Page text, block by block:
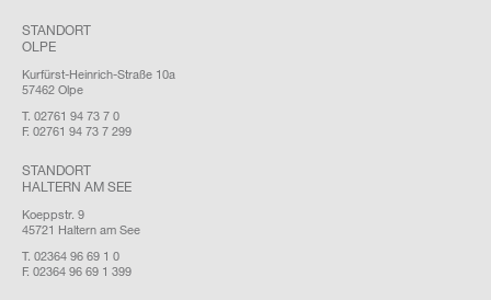
STANDORT
OLPE
Kurfürst-Heinrich-Straße 10a
57462 Olpe
T. 02761 94 73 7 0
F. 02761 94 73 7 299
STANDORT
HALTERN AM SEE
Koeppstr. 9
45721 Haltern am See
T. 02364 96 69 1 0
F. 02364 96 69 1 399